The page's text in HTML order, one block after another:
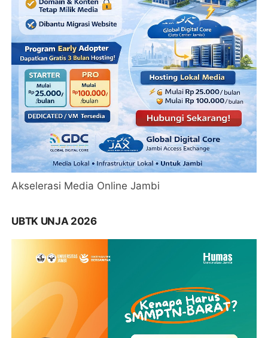
Akselerasi Media Online Jambi
UBTK UNJA 2026